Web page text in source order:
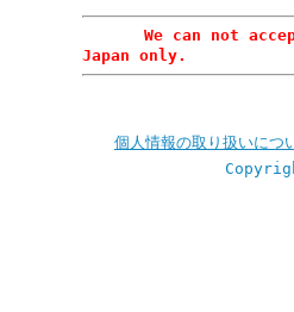
We can not accept
Japan only.
個人情報の取り扱いにつ